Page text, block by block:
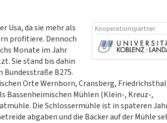
Kooperationspartner
Usa, da sie mehr als
profitiere. Dennoch
Monate im Jahr
Sie stand bis dahin
B275.
Orte Wernborn, Cransberg,
Bassenheimischen Mühlen (Klein-, Kreuz-,
Die Schlossermühle ist in späteren
abgaben und die Bäcker auf der Mühle